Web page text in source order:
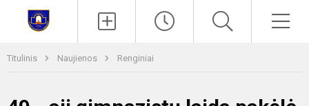
Titulinis Naujienos Renginiai